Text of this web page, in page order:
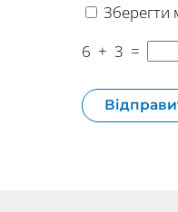
Зберегти
6 + 3 =